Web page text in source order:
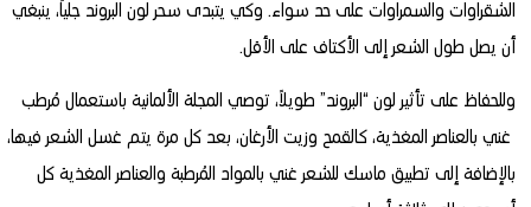
الشقراوات والسمراوات على حد سواء. وكي يتبدى سحر لون البروند جلياً، ينبغي
أن يصل طول الشعر إلى الأكتاف على الأقل.
وللحفاظ على تأثير لون “البروند” طويلاً، توصي المجلة الألمانية باستعمال مُرطب
غني بالعناصر المغذية، كالقمح وزيت الأرغان، بعد كل مرة يتم غسل الشعر فيها،
بالإضافة إلى تطبيق ماسك للشعر غني بالمواد المُرطبة والعناصر المغذية كل